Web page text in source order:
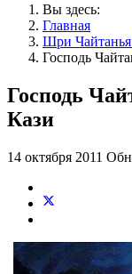
Вы здесь:
Главная
Шри
Господь
Господь
Кази
14 октября 2011